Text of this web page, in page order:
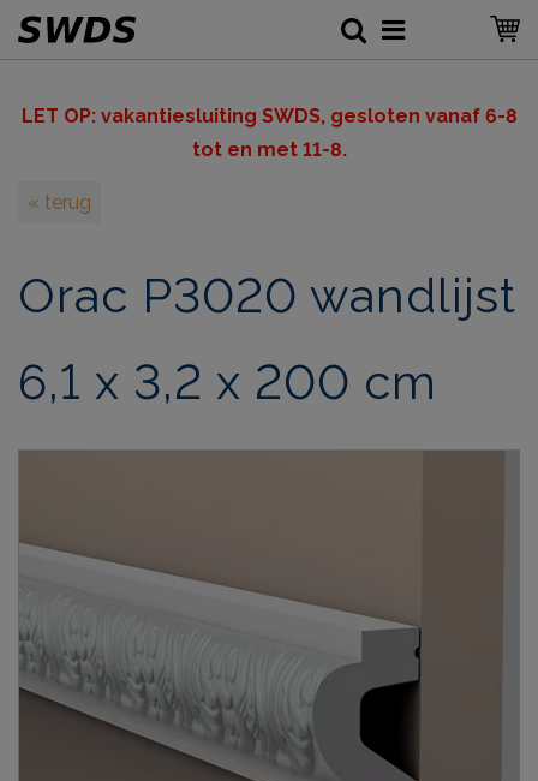
LET OP: vakantiesluiting SWDS, gesloten vanaf 6-8
tot en met 11-8.
« terug
Orac P3020 wandlijst
6,1 x 3,2 x 200 cm